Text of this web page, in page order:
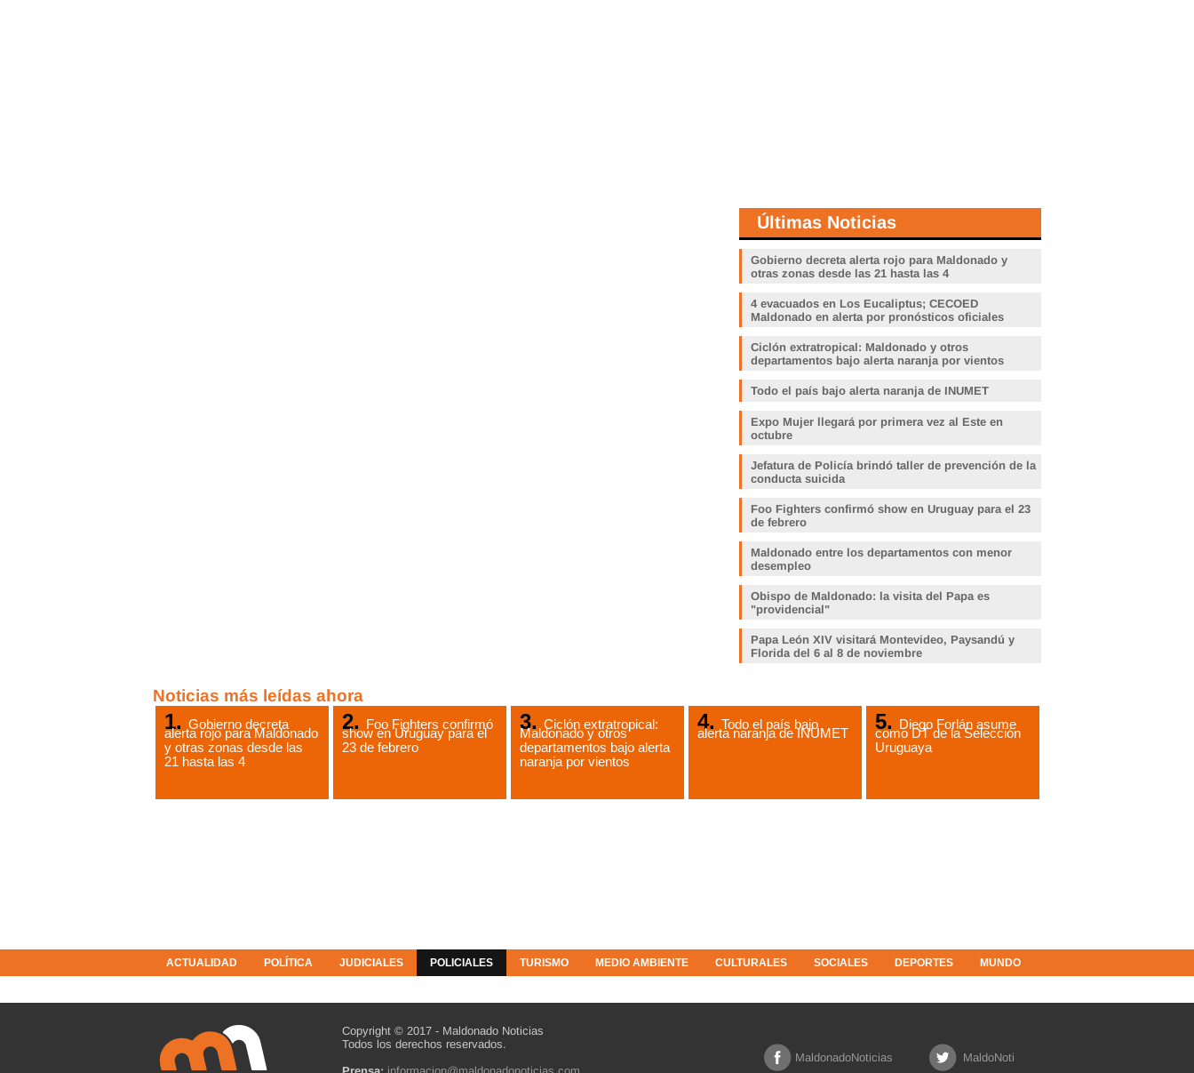
Últimas Noticias
Gobierno decreta alerta rojo para Maldonado y
otras zonas desde las 21 hasta las 4
4 evacuados en Los Eucaliptus; CECOED
Maldonado en alerta por pronósticos oficiales
Ciclón extratropical: Maldonado y otros
departamentos bajo alerta naranja por vientos
Todo el país bajo alerta naranja de INUMET
Expo Mujer llegará por primera vez al Este en
octubre
Jefatura de Policía brindó taller de prevención de la
conducta suicida
Foo Fighters confirmó show en Uruguay para el 23
de febrero
Maldonado entre los departamentos con menor
desempleo
Obispo de Maldonado: la visita del Papa es
"providencial"
Papa León XIV visitará Montevideo, Paysandú y
Florida del 6 al 8 de noviembre
Noticias más leídas ahora
Gobierno decreta
alerta rojo para Maldonado
y otras zonas desde las
21 hasta las 4
Foo Fighters confirmó
show en Uruguay para el
23 de febrero
Ciclón extratropical:
Maldonado y otros
departamentos bajo alerta
naranja por vientos
Todo el país bajo
alerta naranja de INUMET
Diego Forlán asume
como DT de la Selección
Uruguaya
ACTUALIDAD POLÍTICA JUDICIALES POLICIALES TURISMO MEDIO AMBIENTE CULTURALES SOCIALES DEPORTES MUNDO
Copyright © 2017 - Maldonado Noticias
Todos los derechos reservados.
MaldonadoNoticias MaldoNoti